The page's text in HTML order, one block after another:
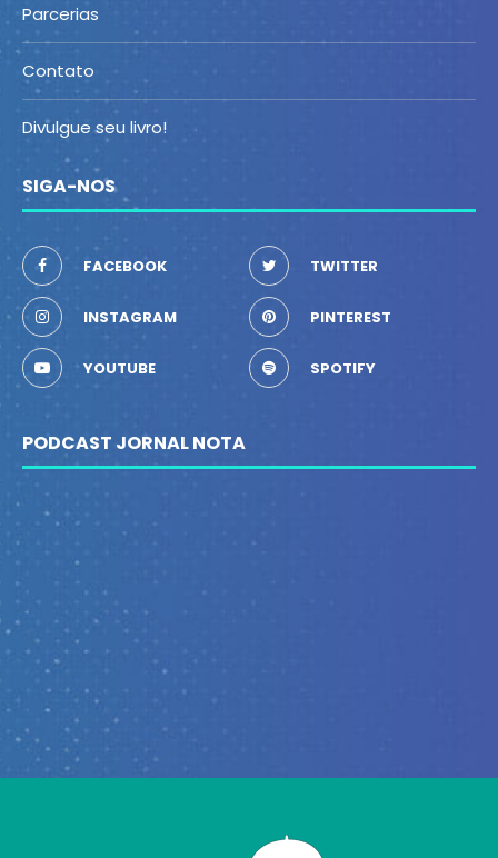
Parcerias
Contato
Divulgue seu livro!
SIGA-NOS
FACEBOOK TWITTER
INSTAGRAM PINTEREST
YOUTUBE SPOTIFY
PODCAST JORNAL NOTA